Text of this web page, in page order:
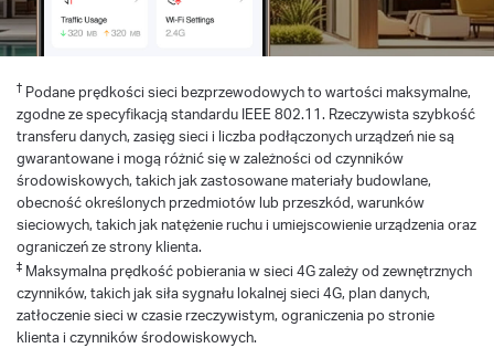
† Podane prędkości sieci bezprzewodowych to wartości maksymalne,
zgodne ze specyfikacją standardu IEEE 802.11. Rzeczywista szybkość
transferu danych, zasięg sieci i liczba podłączonych urządzeń nie są
gwarantowane i mogą różnić się w zależności od czynników
środowiskowych, takich jak zastosowane materiały budowlane,
obecność określonych przedmiotów lub przeszkód, warunków
sieciowych, takich jak natężenie ruchu i umiejscowienie urządzenia oraz
ograniczeń ze strony klienta.
‡ Maksymalna prędkość pobierania w sieci 4G zależy od zewnętrznych
czynników, takich jak siła sygnału lokalnej sieci 4G, plan danych,
zatłoczenie sieci w czasie rzeczywistym, ograniczenia po stronie
klienta i czynników środowiskowych.